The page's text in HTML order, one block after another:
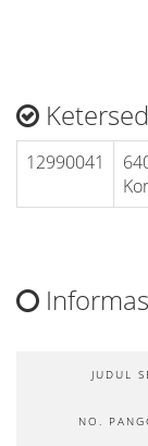
12990041
JUDUL
NO.